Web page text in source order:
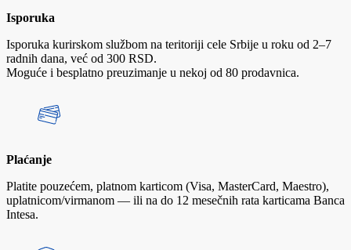
Isporuka
Isporuka kurirskom službom na teritoriji cele Srbije u roku od 2–7
radnih dana, već od 300 RSD.
Moguće i besplatno preuzimanje u nekoj od 80 prodavnica.
Plaćanje
Platite pouzećem, platnom karticom (Visa, MasterCard, Maestro),
uplatnicom/virmanom — ili na do 12 mesečnih rata karticama Banca
Intesa.